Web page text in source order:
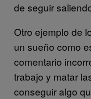
de seguir
Otro ejemplo de
un sueño como
comentario
trabajo y matar
conseguir algo